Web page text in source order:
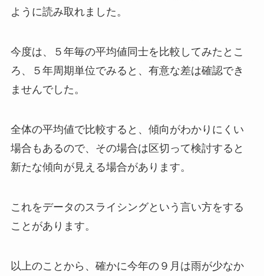
ように読み取れました。
今度は、５年毎の平均値同士を比較してみたとこ
ろ、５年周期単位でみると、有意な差は確認でき
ませんでした。
全体の平均値で比較すると、傾向がわかりにくい
場合もあるので、その場合は区切って検討すると
新たな傾向が見える場合があります。
これをデータのスライシングという言い方をする
ことがあります。
以上のことから、確かに今年の９月は雨が少なか